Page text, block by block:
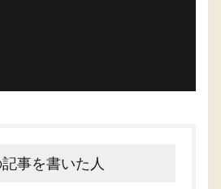
事を書いた人